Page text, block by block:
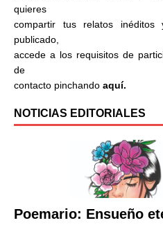
quieres
compartir tus relatos
publicado,
accede a los requisitos de
de
contacto pinchando aquí.
NOTICIAS EDITORIALES
Poemario: Ensueño